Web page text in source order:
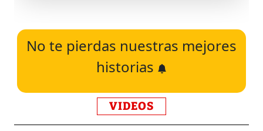
No te pierdas nuestras mejores
historias
VIDEOS